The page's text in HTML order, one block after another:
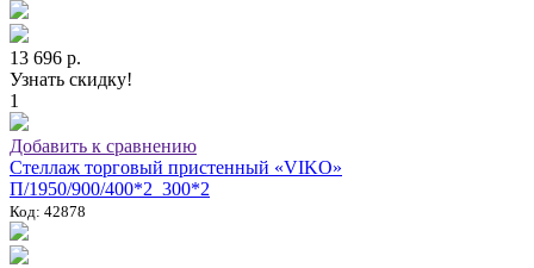
13 696 р.
Узнать скидку!
1
Добавить к сравнению
Стеллаж торговый пристенный «VIKO»
П/1950/900/400*2_300*2
Код: 42878